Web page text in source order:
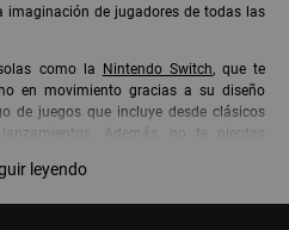
imaginación de jugadores de todas las
como la Nintendo Switch, que te
en movimiento gracias a su diseño
de juegos que incluye desde clásicos
Además, no te pierdas
leyendo